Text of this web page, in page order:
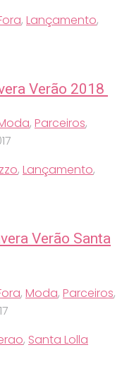
, Lançamento,
Verão 2018
, Parceiros,
, Lançamento,
Verão Santa
, Moda, Parceiros,
, Santa Lolla